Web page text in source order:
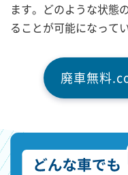
ます。どのような状態
ることが可能になって
廃車無料